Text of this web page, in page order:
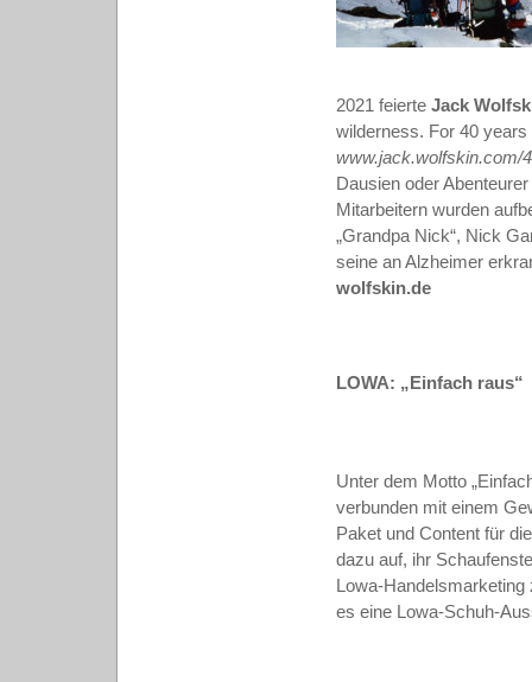
2021 feierte Jack
wilderness. For 40 years
www.jack.wolfskin.com/
Dausien oder
Mitarbeitern wurden
„Grandpa Nick“, Nick
seine an Alzheimer
wolfskin.de
LOWA: „Einfach raus“
Unter dem Motto
verbunden mit einem
Paket und Content für
dazu auf, ihr
Lowa-
es eine Lowa-Schuh-